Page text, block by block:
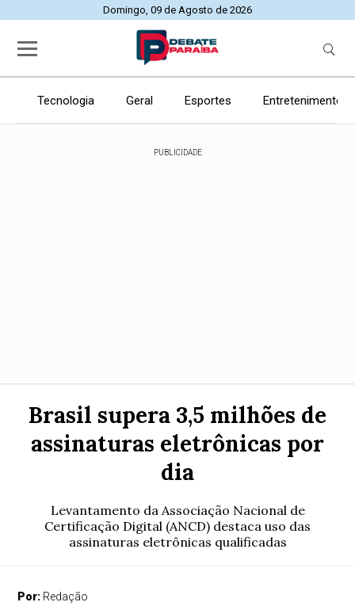
Domingo, 09 de Agosto de 2026
Tecnologia Geral Esportes Entretenimento
PUBLICIDADE
Brasil supera 3,5 milhões de
assinaturas eletrônicas por
dia
Levantamento da Associação Nacional de
Certificação Digital (ANCD) destaca uso das
assinaturas eletrônicas qualificadas
Por: Redação